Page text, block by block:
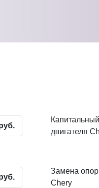
двигателя
Замена опор
Chery